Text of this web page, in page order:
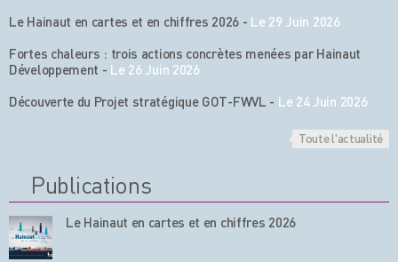
Le Hainaut en cartes et en chiffres 2026 - Le 29 Juin 2026
Fortes chaleurs : trois actions concrètes menées par Hainaut
Développement - Le 26 Juin 2026
Découverte du Projet stratégique GOT-FWVL - Le 24 Juin 2026
Toute l'actualité
Publications
Le Hainaut en cartes et en chiffres 2026